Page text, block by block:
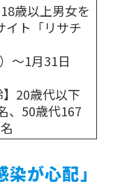
歳以上男女を
イト「リサチ
～1月31日
20歳代以下
、50歳代167
が心配」